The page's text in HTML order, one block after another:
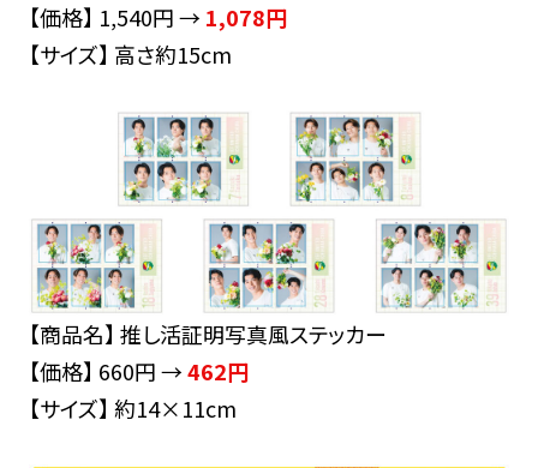
【価格】 1,540円 → 1,078円
【サイズ】 高さ約15cm
【商品名】 推し活証明写真風ステッカー
【価格】 660円 →462円
【サイズ】 約14×11cm